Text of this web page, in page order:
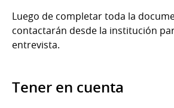
Luego de completar toda la
contactarán desde la institución
entrevista.
Tener en cuenta